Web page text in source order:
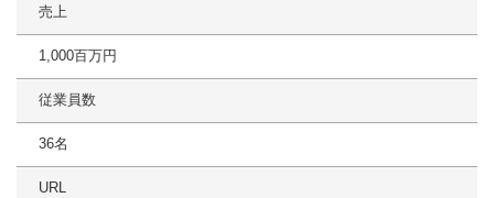
売上
1,000百万円
従業員数
36名
URL